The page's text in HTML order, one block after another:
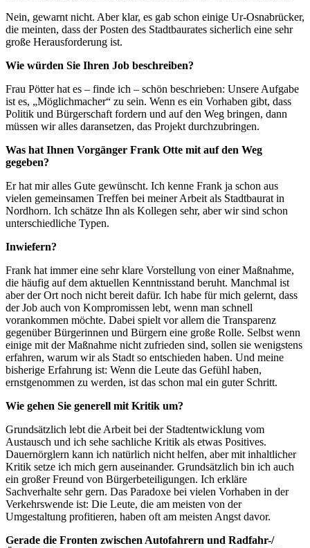
Nein, gewarnt nicht. Aber klar, es gab schon einige Ur-Osnabrücker,
die meinten, dass der Posten des Stadtbaurates sicherlich eine sehr
große Herausforderung ist.
Wie würden Sie Ihren Job beschreiben?
Frau Pötter hat es – finde ich – schön beschrieben: Unsere Aufgabe
ist es, „Möglichmacher“ zu sein. Wenn es ein Vorhaben gibt, dass
Politik und Bürgerschaft fordern und auf den Weg bringen, dann
müssen wir alles daransetzen, das Projekt durchzubringen.
Was hat Ihnen Vorgänger Frank Otte mit auf den Weg
gegeben?
Er hat mir alles Gute gewünscht. Ich kenne Frank ja schon aus
vielen gemeinsamen Treffen bei meiner Arbeit als Stadtbaurat in
Nordhorn. Ich schätze Ihn als Kollegen sehr, aber wir sind schon
unterschiedliche Typen.
Inwiefern?
Frank hat immer eine sehr klare Vorstellung von einer Maßnahme,
die häufig auf dem aktuellen Kenntnisstand beruht. Manchmal ist
aber der Ort noch nicht bereit dafür. Ich habe für mich gelernt, dass
der Job auch von Kompromissen lebt, wenn man schnell
vorankommen möchte. Dabei spielt vor allem die Transparenz
gegenüber Bürgerinnen und Bürgern eine große Rolle. Selbst wenn
einige mit der Maßnahme nicht zufrieden sind, sollen sie wenigstens
erfahren, warum wir als Stadt so entschieden haben. Und meine
bisherige Erfahrung ist: Wenn die Leute das Gefühl haben,
ernstgenommen zu werden, ist das schon mal ein guter Schritt.
Wie gehen Sie generell mit Kritik um?
Grundsätzlich lebt die Arbeit bei der Stadtentwicklung vom
Austausch und ich sehe sachliche Kritik als etwas Positives.
Dauernörglern kann ich natürlich nicht helfen, aber mit inhaltlicher
Kritik setze ich mich gern auseinander. Grundsätzlich bin ich auch
ein großer Freund von Bürgerbeteiligungen. Ich erkläre
Sachverhalte sehr gern. Das Paradoxe bei vielen Vorhaben in der
Verkehrswende ist: Die Leute, die am meisten von der
Umgestaltung profitieren, haben oft am meisten Angst davor.
Gerade die Fronten zwischen Autofahrern und Radfahr-/